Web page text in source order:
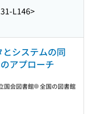
L146>
システムの同
アプローチ
国会図書館 全国の図書館